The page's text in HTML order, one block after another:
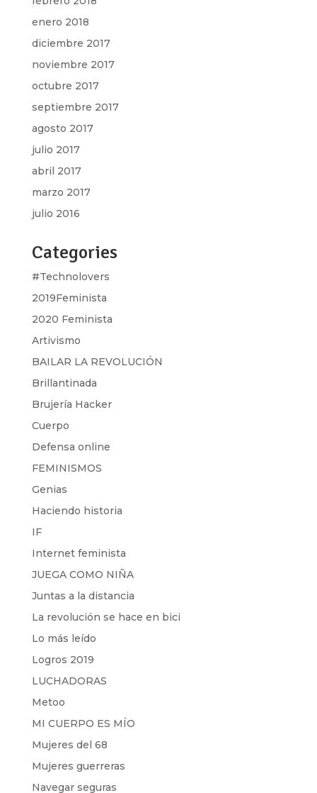
enero 2018
diciembre 2017
noviembre 2017
octubre 2017
septiembre 2017
agosto 2017
julio 2017
abril 2017
marzo 2017
julio 2016
Categories
#Technolovers
2019Feminista
2020 Feminista
Artivismo
BAILAR LA REVOLUCIÓN
Brillantinada
Brujería Hacker
Cuerpo
Defensa online
FEMINISMOS
Genias
Haciendo historia
IF
Internet feminista
JUEGA COMO NIÑA
Juntas a la distancia
La revolución se hace en bici
Lo más leído
Logros 2019
LUCHADORAS
Metoo
MI CUERPO ES MÍO
Mujeres del 68
Mujeres guerreras
Navegar seguras